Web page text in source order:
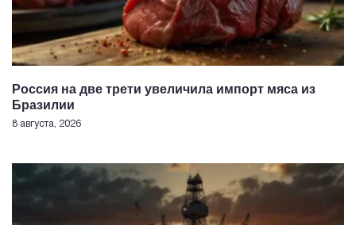
Россия на две трети увеличила импорт мяса из
Бразилии
8 августа, 2026